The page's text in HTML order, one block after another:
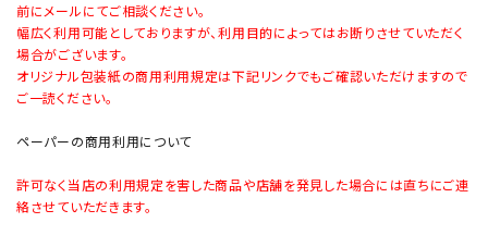
前にメールにてご相談ください。
幅広く利用可能としておりますが、利用目的によってはお断りさせていただく
場合がございます。
オリジナル包装紙の商用利用規定は下記リンクでもご確認いただけますので
ご一読ください。
ペーパーの商用利用について
許可なく当店の利用規定を害した商品や店舗を発見した場合には直ちにご連
絡させていただきます。